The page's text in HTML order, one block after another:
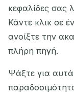
κεφαλίδες σας
Κάντε κλικ σε
ανοίξτε την
πλήρη πηγή.
Ψάξτε για